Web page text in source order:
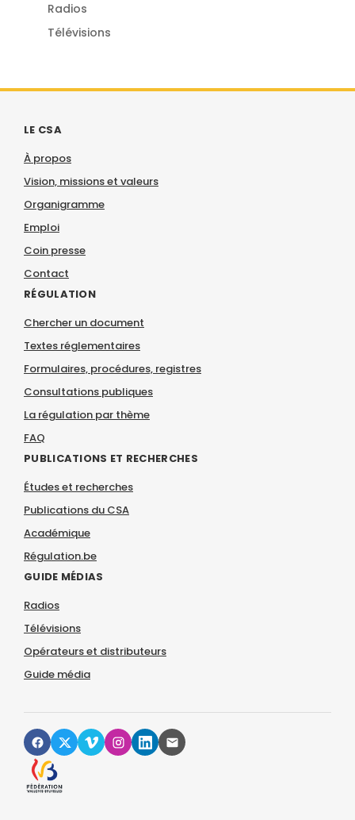
Radios
Télévisions
LE CSA
À propos
Vision, missions et valeurs
Organigramme
Emploi
Coin presse
Contact
RÉGULATION
Chercher un document
Textes réglementaires
Formulaires, procédures, registres
Consultations publiques
La régulation par thème
FAQ
PUBLICATIONS ET RECHERCHES
Études et recherches
Publications du CSA
Académique
Régulation.be
GUIDE MÉDIAS
Radios
Télévisions
Opérateurs et distributeurs
Guide média